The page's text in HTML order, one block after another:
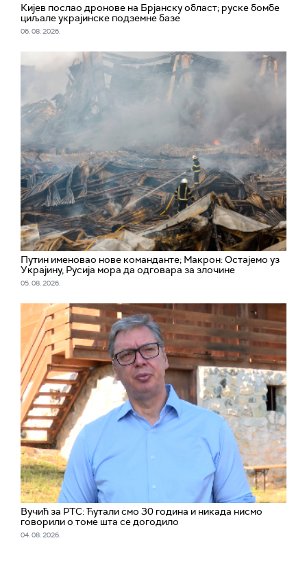
Кијев послао дронове на Брјанску област; руске бомбе
циљале украјинске подземне базе
06. 08. 2026.
Путин именовао нове команданте; Макрон: Остајемо уз
Украјину, Русија мора да одговара за злочине
05. 08. 2026.
Вучић за РТС: Ћутали смо 30 година и никада нисмо
говорили о томе шта се догодило
04. 08. 2026.